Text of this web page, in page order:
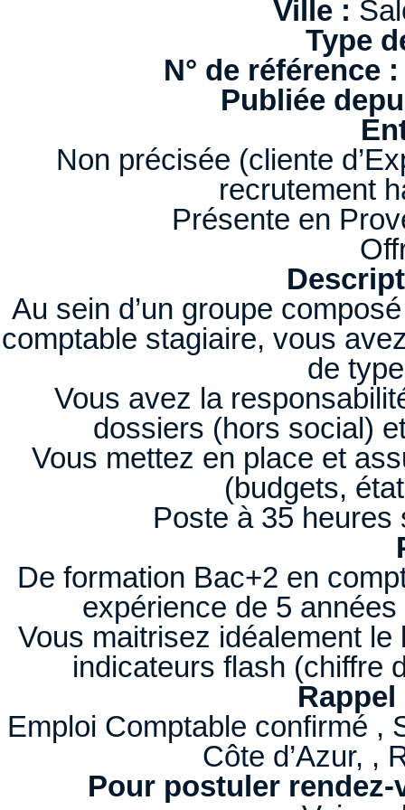
Ville :
Type
N° de référence :
Publiée
Non précisée (cliente
recrutement
Présente en
Au sein d’un groupe
comptable stagiaire, vous
de
Vous avez la
dossiers (hors social)
Vous mettez en place et
(budgets,
Poste à 35 heures
De formation Bac+2 en
expérience de 5
Vous maitrisez idéalement le
indicateurs flash (chiffre
Emploi Comptable confirmé ,
Côte d’Azur, ,
Pour postuler rendez-